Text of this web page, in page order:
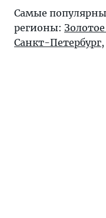
Самые
регионы:
Санкт-Петербург,